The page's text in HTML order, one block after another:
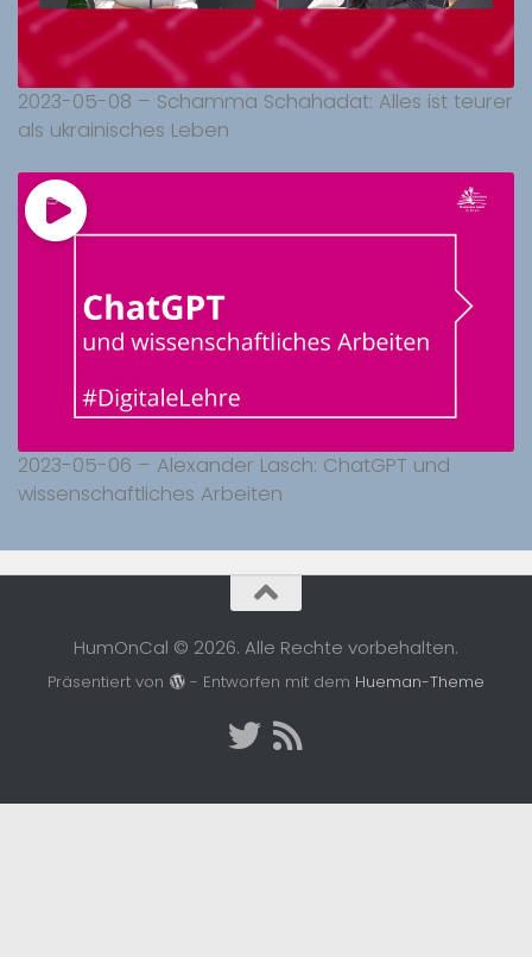
2023-05-08 – Schamma Schahadat: Alles ist teurer
als ukrainisches Leben
2023-05-06 – Alexander Lasch: ChatGPT und
wissenschaftliches Arbeiten
HumOnCal © 2026. Alle Rechte vorbehalten.
Präsentiert von - Entworfen mit dem Hueman-Theme